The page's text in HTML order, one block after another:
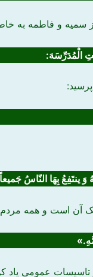
و فاطمه به
الْمُدَرِّسَهَ:
وَ ینتَفِعُ بِهَا النّاسُ
آن است و همه مردم
تاسیسات عمومی یاد